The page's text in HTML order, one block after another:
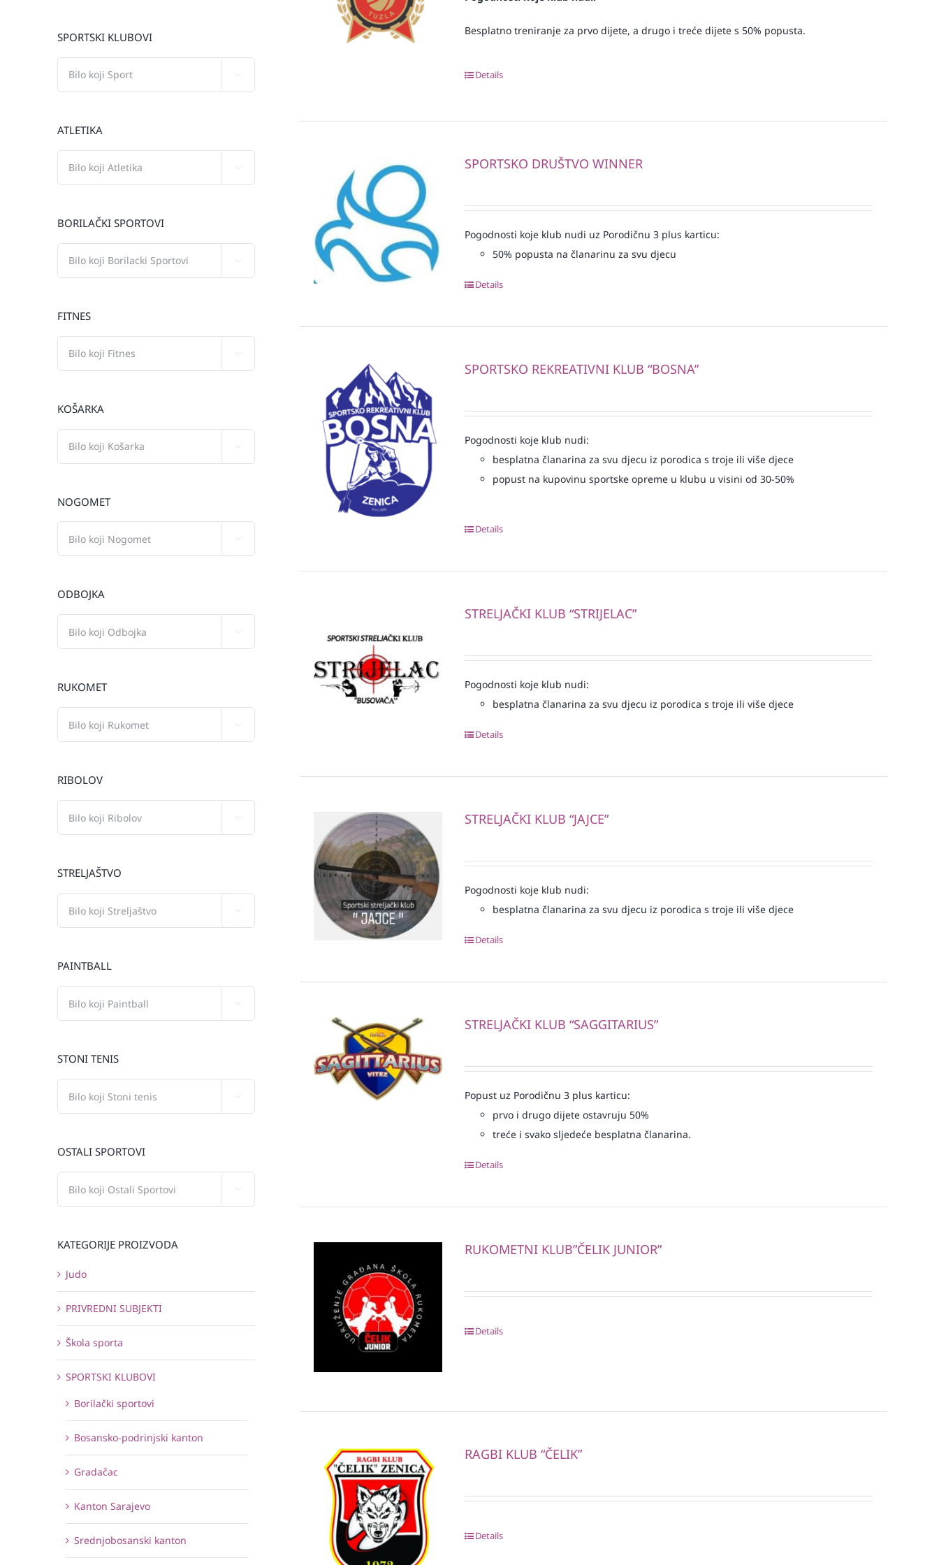
Besplatno treniranje za prvo dijete, a drugo i treće dijete s 50% popusta.
Details
SPORTSKO DRUŠTVO WINNER
Pogodnosti koje klub nudi uz Porodičnu 3 plus karticu:
50% popusta na članarinu za svu djecu
Details
SPORTSKO REKREATIVNI KLUB “BOSNA”
Pogodnosti koje klub nudi:
besplatna članarina za svu djecu iz porodica s troje ili više djece
popust na kupovinu sportske opreme u klubu u visini od 30-50%
Details
STRELJAČKI KLUB “STRIJELAC”
Pogodnosti koje klub nudi:
besplatna članarina za svu djecu iz porodica s troje ili više djece
Details
STRELJAČKI KLUB “JAJCE”
Pogodnosti koje klub nudi:
besplatna članarina za svu djecu iz porodica s troje ili više djece
Details
STRELJAČKI KLUB “SAGGITARIUS”
Popust uz Porodičnu 3 plus karticu:
prvo i drugo dijete ostavruju 50%
treće i svako sljedeće besplatna članarina.
Details
RUKOMETNI KLUB”ČELIK JUNIOR”
Details
RAGBI KLUB “ČELIK”
Details
SPORTSKI KLUBOVI
ATLETIKA
BORILAČKI SPORTOVI
FITNES
KOŠARKA
NOGOMET
ODBOJKA
RUKOMET
RIBOLOV
STRELJAŠTVO
PAINTBALL
STONI TENIS
OSTALI SPORTOVI
KATEGORIJE PROIZVODA
Judo
PRIVREDNI SUBJEKTI
Škola sporta
SPORTSKI KLUBOVI
Borilački sportovi
Bosansko-podrinjski kanton
Gradačac
Kanton Sarajevo
Srednjobosanski kanton